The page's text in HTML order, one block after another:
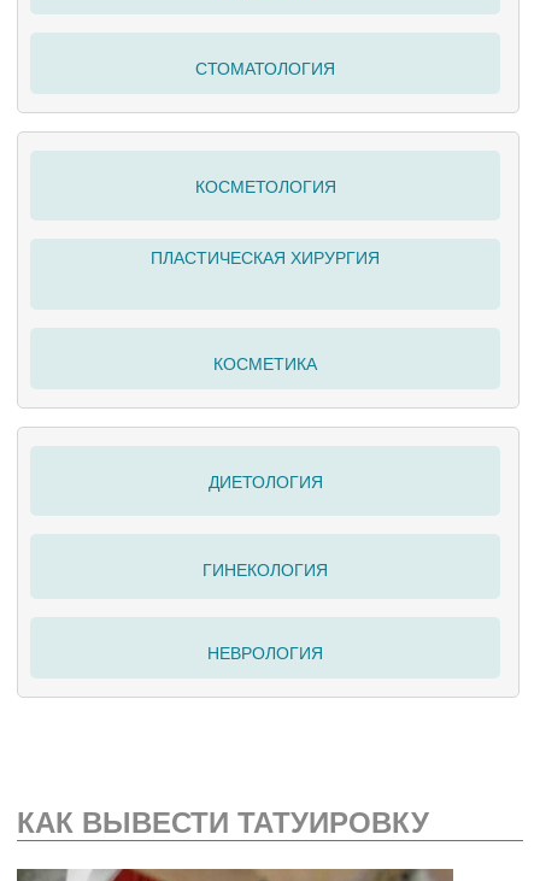
СТОМАТОЛОГИЯ
КОСМЕТОЛОГИЯ
ПЛАСТИЧЕСКАЯ ХИРУРГИЯ
КОСМЕТИКА
ДИЕТОЛОГИЯ
ГИНЕКОЛОГИЯ
НЕВРОЛОГИЯ
КАК ВЫВЕСТИ ТАТУИРОВКУ